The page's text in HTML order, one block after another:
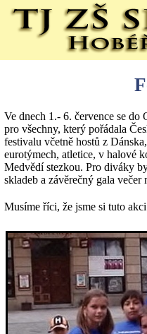
Ve dnech 1.- 6. července se
pro všechny, který pořádala
festivalu včetně hostů z
eurotýmech, atletice, v halové
Medvědí stezkou. Pro diváky
skladeb a závěrečný gala
Musíme říci, že jsme si tuto